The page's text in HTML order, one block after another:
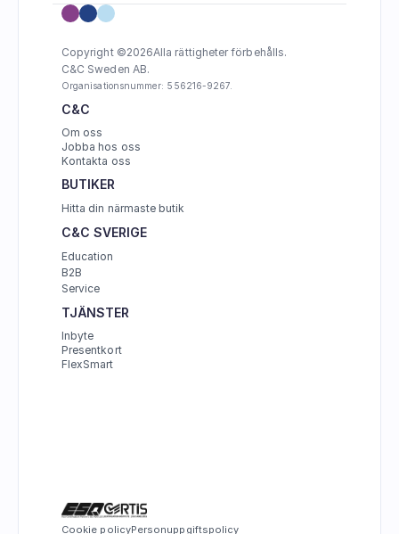
Copyright ©2026Alla rättigheter förbehålls.
C&C Sweden AB.
Organisationsnummer: 556216-9267.
C&C
Om oss
Jobba hos oss
Kontakta oss
BUTIKER
Hitta din närmaste butik
C&C SVERIGE
Education
B2B
Service
TJÄNSTER
Inbyte
Presentkort
FlexSmart
Cookie policyPersonuppgiftspolicy